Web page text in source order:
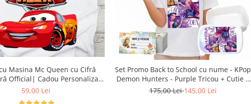
Cifră
Official| Cadou Personalizat
e-CADOU
59,00 Lei
Set Promo Back to School cu nume - KPop
Demon Hunters - Purple Tricou + Cutie +
Bidon Personalizat pentru copilul tău
175,00 Lei145,00 Lei